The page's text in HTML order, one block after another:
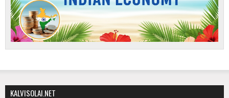
KALVISOLAI.NET